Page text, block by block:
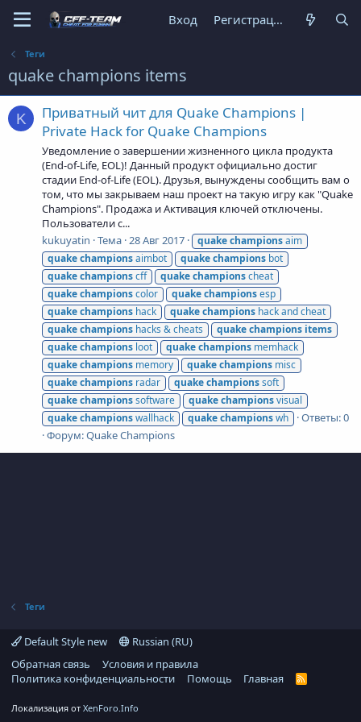
Вход Регистрация
Теги
quake champions items
K
Приватный чит для Quake Champions |
Private Hack for Quake Champions
Уведомление о завершении жизненного цикла продукта
(End-of-Life, EOL)! Данный продукт официально достиг
стадии End-of-Life (EOL). Друзья, вынуждены сообщить вам о
том, что мы закрываем наш проект на такую игру как "Quake
Champions". Продажа и Активация ключей отключены.
Пользователи с...
kukuyatin Тема 28 Авг 2017 quakechampionsaim
quakechampionsaimbot quakechampions bot
quakechampionscff quakechampionscheat
quakechampionscolor quakechampionsesp
quakechampions hack quakechampions hack and cheat
quakechampions hacks & cheats quakechampions items
quakechampions loot quakechampions memhack
quakechampions memory quakechampions misc
quakechampions radar quakechampionssoft
quakechampionssoftware quakechampionsvisual
quakechampionswallhack quakechampionswh
Ответы: 0
Форум:Quake Champions
Теги
Default Style new
Russian (RU)
Обратная связь
Условия и правила
Политика конфиденциальности
Помощь Главная
R
Локализация от XenForo.Info